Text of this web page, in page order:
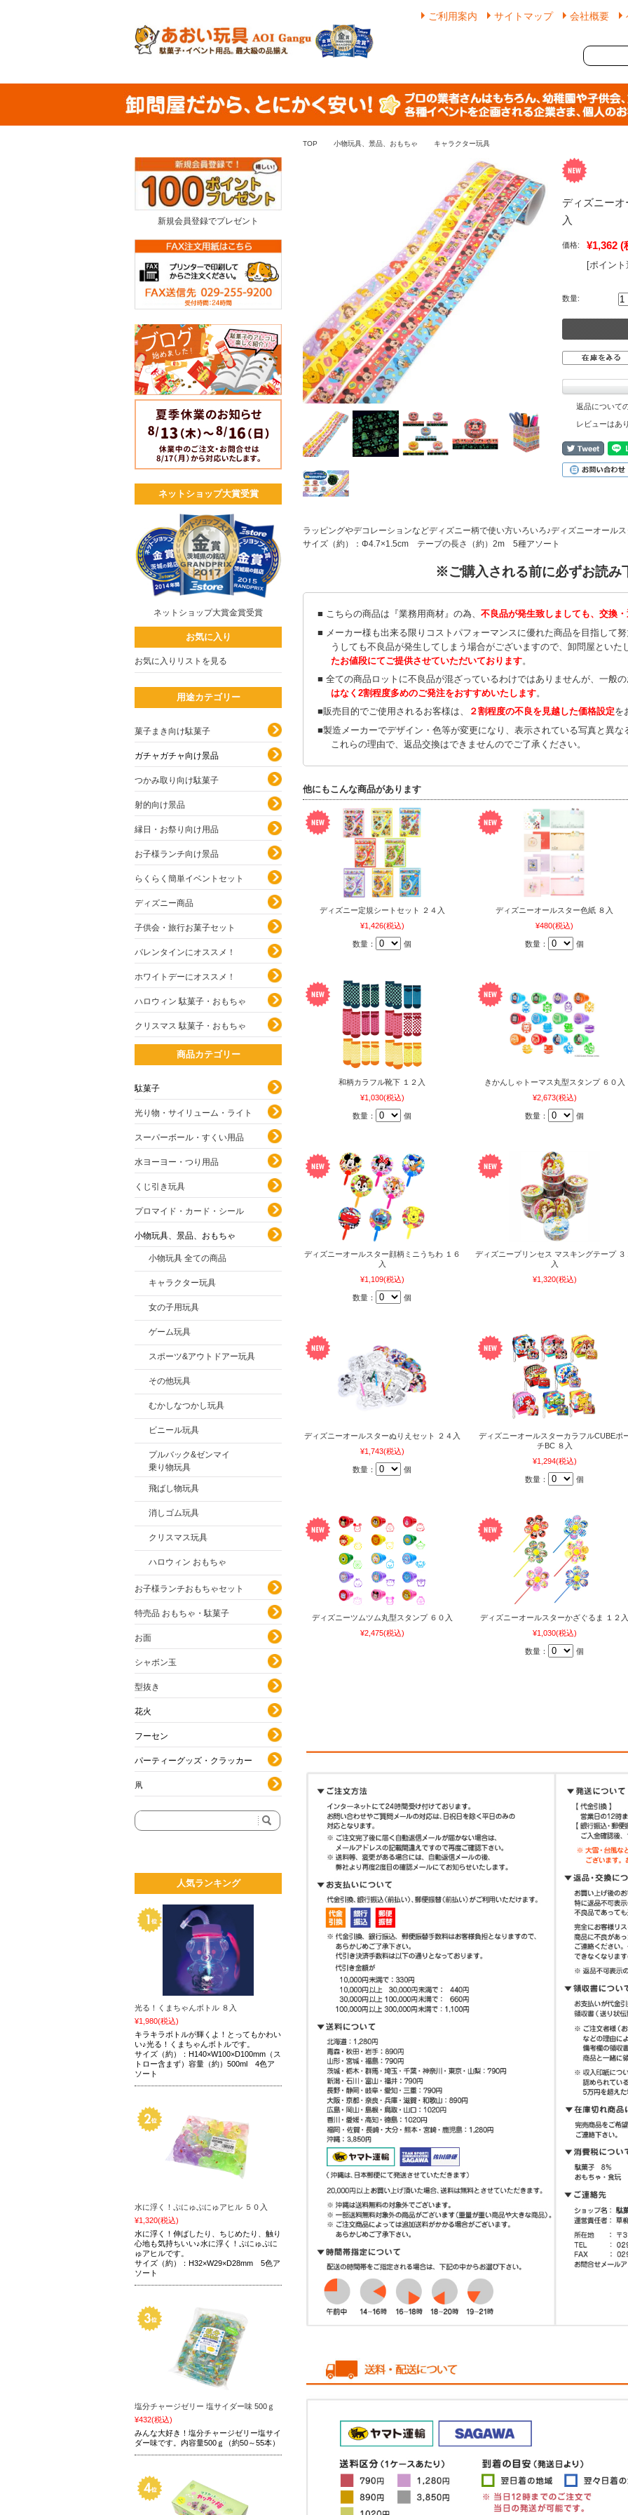
ご利用案内 サイトマップ 会社概要
TOP 小物玩具、景品、おもちゃ キャラクター玩具
ディズニー
入
価格: ¥1,362 (
[ポイン
数量:
返品について
レビューはあ
ラッピングやデコレーションなどディズニー柄で使い方いろいろ♪ディズニーオール
サイズ（約）：Φ4.7×1.5cm テープの長さ（約）2m 5種アソート
※ご購入される前に必ずお読み
■ こちらの商品は『業務用商材』の為、 不良品が発生致しましても、交換
■ メーカー様も出来る限りコストパフォーマンスに優れた商品を目指して
うしても不良品が発生してしまう場合がございますので、卸問屋といた
たお値段にてご提供させていただいております。
■ 全ての商品ロットに不良品が混ざっているわけではありませんが、一般
はなく2割程度多めのご発注をおすすめいたします。
■販売目的でご使用されるお客様は、
２割程度の不良を見越した価格設定を
■製造メーカーでデザイン・色等が変更になり、表示されている写真と異な
これらの理由で、返品交換はできませんのでご了承ください。
他にもこんな商品があります
ディズニー定規シートセット ２４入
¥1,426(税込)
数量： 個
ディズニーオールスター色紙 ８入
¥480(税込)
数量： 個
和柄カラフル靴下 １２入
¥1,030(税込)
数量： 個
きかんしゃトーマス丸型スタンプ ６０入
¥2,673(税込)
数量： 個
ディズニーオールスター顔柄ミニうちわ １６
入
¥1,109(税込)
数量： 個
ディズニープリンセス マスキングテープ ３
入
¥1,320(税込)
ディズニーオールスターぬりえセット ２４入
¥1,743(税込)
数量： 個
ディズニーオールスターカラフルCUBEポ
チBC ８入
¥1,294(税込)
数量： 個
ディズニーツムツム丸型スタンプ ６０入
¥2,475(税込)
ディズニーオールスターかざぐるま １２入
¥1,030(税込)
数量： 個
新規会員登録でプレゼント
ネットショップ大賞受賞
ネットショップ大賞金賞受賞
お気に入り
お気に入りリストを見る
用途カテゴリー
菓子まき向け駄菓子
ガチャガチャ向け景品
つかみ取り向け駄菓子
射的向け景品
縁日・お祭り向け用品
お子様ランチ向け景品
らくらく簡単イベントセット
ディズニー商品
子供会・旅行お菓子セット
バレンタインにオススメ！
ホワイトデーにオススメ！
ハロウィン 駄菓子・おもちゃ
クリスマス 駄菓子・おもちゃ
商品カテゴリー
駄菓子
光り物・サイリューム・ライト
スーパーボール・すくい用品
水ヨーヨー・つり用品
くじ引き玩具
プロマイド・カード・シール
小物玩具、景品、おもちゃ
小物玩具 全ての商品
キャラクター玩具
女の子用玩具
ゲーム玩具
スポーツ&アウトドアー玩具
その他玩具
むかしなつかし玩具
ビニール玩具
プルバック&ゼンマイ
乗り物玩具
飛ばし物玩具
消しゴム玩具
クリスマス玩具
ハロウィン おもちゃ
お子様ランチおもちゃセット
特売品 おもちゃ・駄菓子
お面
シャボン玉
型抜き
花火
フーセン
パーティーグッズ・クラッカー
凧
人気ランキング
光る！くまちゃんボトル ８入
¥1,980(税込)
キラキラボトルが輝くよ！とってもかわい
い♪光る！くまちゃんボトルです。
サイズ（約）：H140×W100×D100mm（ス
トロー含まず）容量（約）500ml 4色ア
ソート
水に浮く！ぷにゅぷにゅアヒル ５０入
¥1,320(税込)
水に浮く！伸ばしたり、ちじめたり、触り
心地も気持ちいい♪水に浮く！ぷにゅぷに
ゅアヒルです。
サイズ（約）：H32×W29×D28mm 5色ア
ソート
塩分チャージゼリー 塩サイダー味 500ｇ
¥432(税込)
みんな大好き！塩分チャージゼリー塩サイ
ダー味です。内容量500ｇ（約50～55本）